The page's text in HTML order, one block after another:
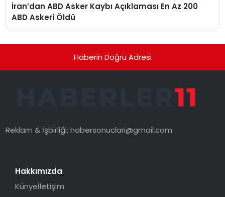
İran’dan ABD Asker Kaybı Açıklaması En Az 200
ABD Askeri Öldü
Haberin Doğru Adresi
Reklam & İşbirliği:habersonuclari@gmail.com
Hakkımızda
Künyeİletişim